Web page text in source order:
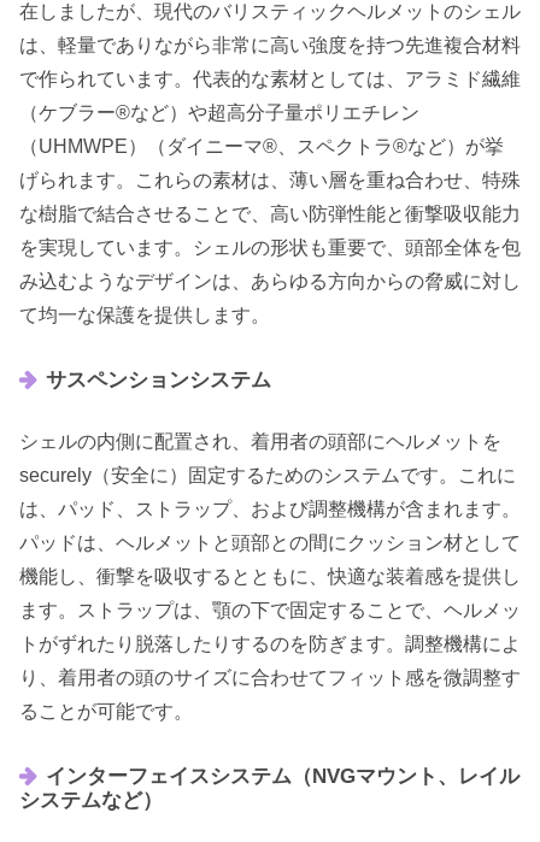
在しましたが、現代のバリスティックヘルメットのシェル
は、軽量でありながら非常に高い強度を持つ先進複合材料
で作られています。代表的な素材としては、アラミド繊維
（ケブラー®など）や超高分子量ポリエチレン
（UHMWPE）（ダイニーマ®、スペクトラ®など）が挙
げられます。これらの素材は、薄い層を重ね合わせ、特殊
な樹脂で結合させることで、高い防弾性能と衝撃吸収能力
を実現しています。シェルの形状も重要で、頭部全体を包
み込むようなデザインは、あらゆる方向からの脅威に対し
て均一な保護を提供します。
サスペンションシステム
シェルの内側に配置され、着用者の頭部にヘルメットを
securely（安全に）固定するためのシステムです。これに
は、パッド、ストラップ、および調整機構が含まれます。
パッドは、ヘルメットと頭部との間にクッション材として
機能し、衝撃を吸収するとともに、快適な装着感を提供し
ます。ストラップは、顎の下で固定することで、ヘルメッ
トがずれたり脱落したりするのを防ぎます。調整機構によ
り、着用者の頭のサイズに合わせてフィット感を微調整す
ることが可能です。
インターフェイスシステム（NVGマウント、レイル
システムなど）